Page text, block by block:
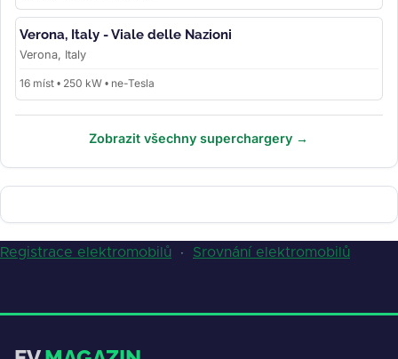
Verona, Italy - Viale delle Nazioni
Verona, Italy
16 míst • 250 kW • ne-Tesla
Zobrazit všechny superchargery →
Registrace elektromobilů · Srovnání elektromobilů